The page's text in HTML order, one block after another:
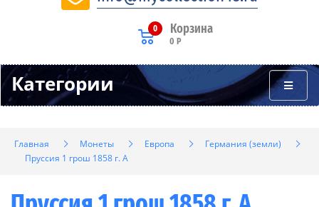
Корзина
0
0 Р
Категории
Главная Монеты Европа
Германия (земли)
Пруссия 1 грош 1858 г. A